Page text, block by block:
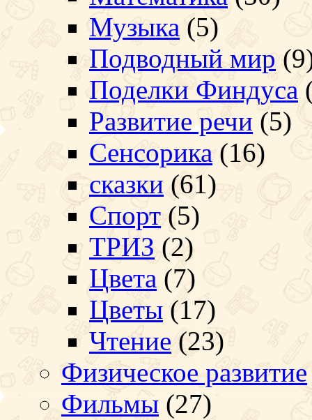
Музыка (5)
Подводный мир
Поделки Финдуса
Развитие речи (5)
Сенсорика (16)
сказки (61)
Спорт (5)
ТРИЗ (2)
Цвета (7)
Цветы (17)
Чтение(23)
Физическое развитие
Фильмы (27)